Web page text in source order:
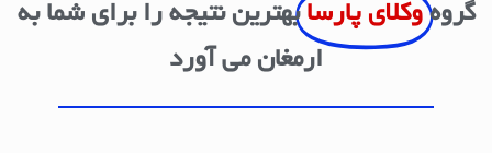
گروه وکلای پارسا بهترین نتیجه را برای شما به
ارمغان می آورد